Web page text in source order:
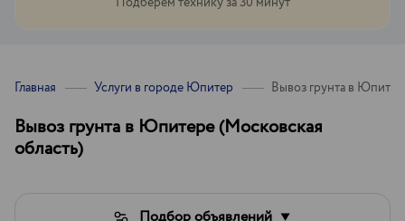
Главная Услуги в городе Юпитер Вывоз грунта в
Вывоз грунта в Юпитере (Московская
область)